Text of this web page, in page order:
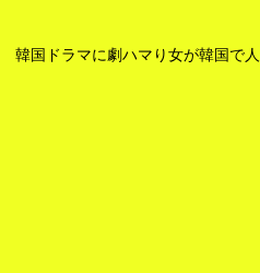
韓国ドラマに劇ハマり女が韓国で